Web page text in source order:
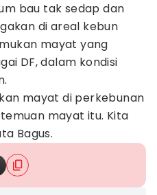
bau tak sedap dan
di areal kebun
mayat yang
DF, dalam kondisi
mayat di perkebunan
mayat itu. Kita
Bagus.